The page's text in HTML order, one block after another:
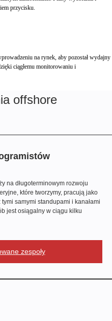
przycisku.
na rynek, aby pozostał wydajny
ciągłemu monitorowaniu i
offshore
na długoterminowym rozwoju
które tworzymy, pracują jako
samymi standupami i kanałami
jest osiągalny w ciągu kilku
zespoły